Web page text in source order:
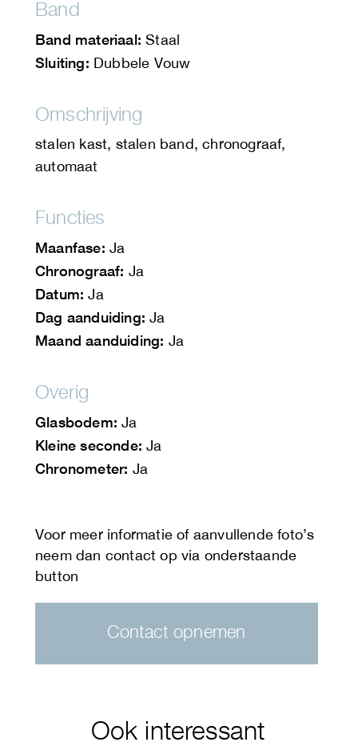
Band
Band materiaal: Staal
Sluiting: Dubbele Vouw
Omschrijving
stalen kast, stalen band, chronograaf,
automaat
Functies
Maanfase: Ja
Chronograaf: Ja
Datum: Ja
Dag aanduiding: Ja
Maand aanduiding: Ja
Overig
Glasbodem: Ja
Kleine seconde: Ja
Chronometer: Ja
Contact opnemen
Ook interessant